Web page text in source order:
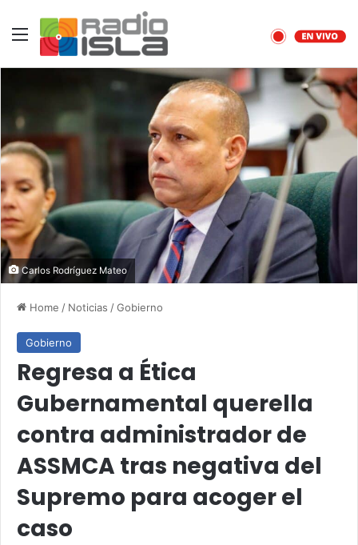
Menu
Carlos Rodríguez Mateo
Home / Noticias /Gobierno
Gobierno
Regresa a Ética
Gubernamental querella
contra administrador de
ASSMCA tras negativa del
Supremo para acoger el
caso